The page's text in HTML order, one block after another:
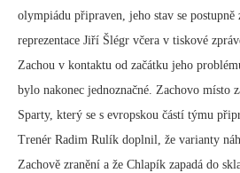
olympiádu připraven, jeho stav se
reprezentace Jiří Šlégr včera v tiskové
Zachou v kontaktu od začátku jeho
bylo nakonec jednoznačné. Zachovo místo
Sparty, který se s evropskou částí týmu
Trenér Radim Rulík doplnil, že varianty
Zachově zranění a že Chlapík zapadá do